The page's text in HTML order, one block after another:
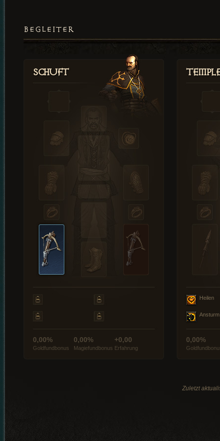
BEGLEITER
Schuft
0,00%
Goldfundbonus
0,00%
Magiefundbonus
+0,00
Erfahrung
Heilen
Ansturm
0,00%
Zuletzt